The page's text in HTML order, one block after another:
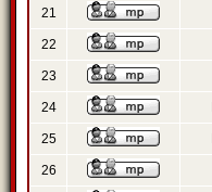
21
22
23
24
25
26